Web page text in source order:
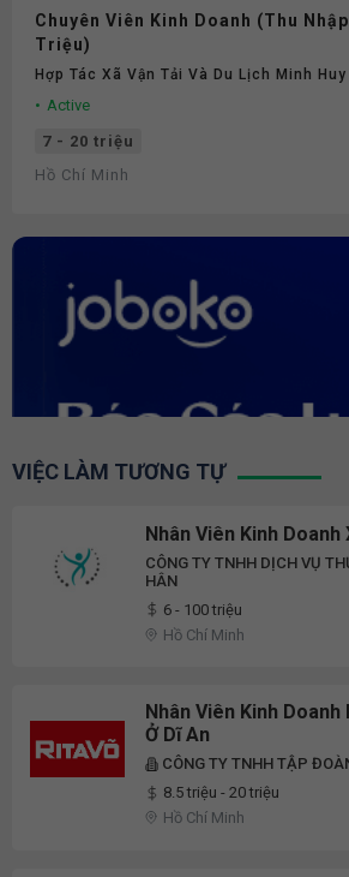
Chuyên Viên Kinh Doanh (Thu
Triệu)
Hợp Tác Xã Vận Tải Và Du Lịch Minh Huy
Active
7 - 20 triệu
Hồ Chí Minh
VIỆC LÀM TƯƠNG TỰ
Nhân Viên Kinh Doanh
CÔNG TY TNHH DỊCH VỤ
HÂN
6 - 100 triệu
Hồ Chí Minh
Nhân Viên Kinh
Ở Dĩ An
CÔNG TY TNHH TẬP
8.5 triệu - 20 triệu
Hồ Chí Minh